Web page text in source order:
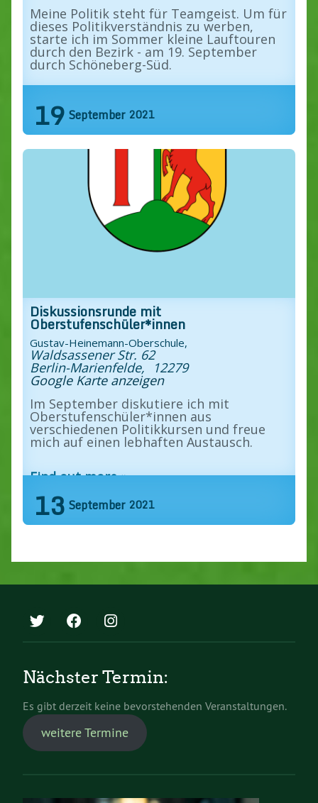
Meine Politik steht für Teamgeist. Um für
dieses Politikverständnis zu werben,
starte ich im Sommer kleine Lauftouren
durch den Bezirk - am 19. September
durch Schöneberg-Süd.
19 September 2021
Diskussionsrunde mit
Oberstufenschüler*innen
Gustav-Heinemann-Oberschule,
Waldsassener Str. 62
Berlin-Marienfelde, 12279
Google Karte anzeigen
Im September diskutiere ich mit
Oberstufenschüler*innen aus
verschiedenen Politikkursen und freue
mich auf einen lebhaften Austausch.
Find out more »
13 September 2021
Nächster Termin:
Es gibt derzeit keine bevorstehenden Veranstaltungen.
weitere Termine